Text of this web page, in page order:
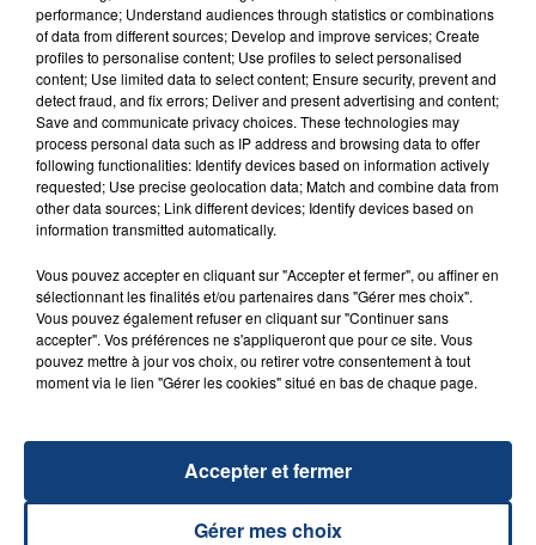
23 juillet 2026
INCENDIE MORTEL À LENS : UNE FEMME ET
SON BÉBÉ ENTRE LA VIE ET LA...
Un homme s'est immolé par le feu après avoir
aspergé sa compagne et leur bébé de trois mois
d'un liquide inflammable.
20 juillet 2026
UNE ADOLESCENTE DEVANT SE FAIRE
OPÉRER DE LA CHEVILLE RESSORT DE LA...
reconnu sa responsabilité et présenté ses
TITRES DIFFUSÉS
performance; Understand audiences through statistics or combinations
of data from different sources; Develop and improve services; Create
profiles to personalise content; Use profiles to select personalised
content; Use limited data to select content; Ensure security, prevent and
detect fraud, and fix errors; Deliver and present advertising and content;
Save and communicate privacy choices. These technologies may
process personal data such as IP address and browsing data to offer
following functionalities: Identify devices based on information actively
requested; Use precise geolocation data; Match and combine data from
other data sources; Link different devices; Identify devices based on
information transmitted automatically.
Vous pouvez accepter en cliquant sur "Accepter et fermer", ou affiner en
sélectionnant les finalités et/ou partenaires dans "Gérer mes choix".
Vous pouvez également refuser en cliquant sur "Continuer sans
accepter". Vos préférences ne s'appliqueront que pour ce site. Vous
pouvez mettre à jour vos choix, ou retirer votre consentement à tout
moment via le lien "Gérer les cookies" situé en bas de chaque page.
Gérer mes choix
Accepter et fermer